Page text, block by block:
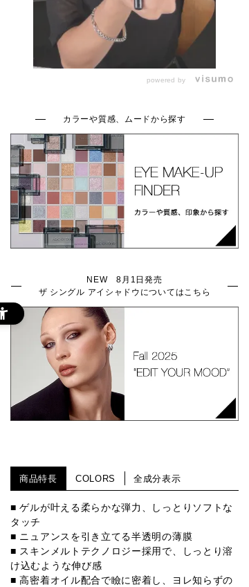
powered by
カラーや質感、ムードから探す
NEW 8月1日発売
ザ シングル アイシャドウについてはこちら
商品特長 COLORS 全成分表示
■ ゲルが叶える柔らかな弾力、しっとりソフトな
タッチ
■ ニュアンスを引き立てる半透明の薄膜
■ スキンメルトテクノロジー採用で、しっとり溶
け込むような伸び感
■ 高密着オイル配合で瞼に密着し、ヨレ知らずの